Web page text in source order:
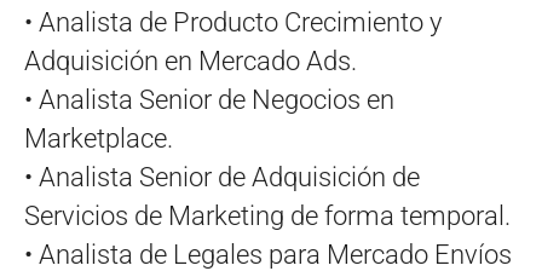
• Analista de Producto Crecimiento y
Adquisición en Mercado Ads.
• Analista Senior de Negocios en
Marketplace.
• Analista Senior de Adquisición de
Servicios de Marketing de forma temporal.
• Analista de Legales para Mercado Envíos